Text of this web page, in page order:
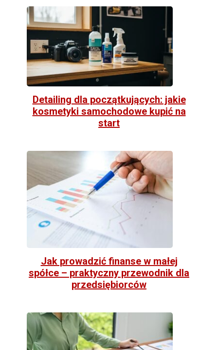
Detailing dla początkujących: jakie
kosmetyki samochodowe kupić na
start
Jak prowadzić finanse w małej
spółce – praktyczny przewodnik dla
przedsiębiorców